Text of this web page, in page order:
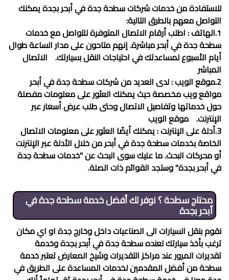
للاستفادة من خدمات شركاتسطحة جدة في أبحربجدة يمكنك
التواصل معهم بالطرق التالية:
1.الهاتف : اطلب أرقام الاتصال المتوفرة للتواصل مع خدمات
سطحة جدة في أبحرمباشرة. إنهم متاحون على مدار الساعة طوال
أيام الأسبوع لمساعدتك في احتياجات النقل بسيارتك.
الاتصال
المباشر
2.موقع الويب : لدى العديد من شركات
سطحة جدة في أبحر
مواقع ويب مخصصة حيث يمكنك العثور على معلومات مفصلة
حول خدماتها وتفاصيل الاتصال وحتى طلب عرض أسعار عبر
الإنترنت.
موقع الويب
3.أدلة على الإنترنت : يمكنك أيضًا العثور على معلومات الاتصال
الخاصة بخدماتسطحة جدة في أبحرمن خلال الأدلة عبر الإنترنت
أو محركات البحث. ما عليك سوى البحث عن "خدماتسطحة جدة
في أبحربجدة" وستجد القوائم ذات الصلة.
محتاج سطحة ؟ نوفر لك أفضل خدمةسطحة جدة في
أبحربجدة
نقوم بنقل السيارات الى الصناعيات داخل وخارج جدة او اي مكان
ترغب بأخذ سيارتك لعندهسطحة جدة في أبحربجدة وخدمة
تقديرات المرور عند مراكز التقديرات وشيخ المعارض تعتبر خدمة
سطحة من أفضل المقدمين لخدمات المساعدة على الطريق في